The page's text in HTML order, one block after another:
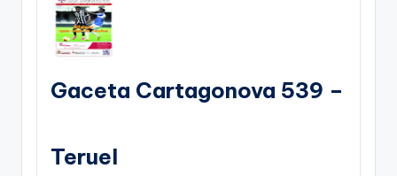
Gaceta Cartagonova 539 –
Teruel